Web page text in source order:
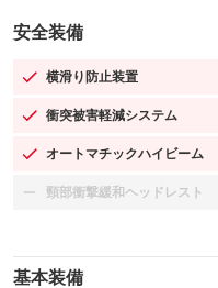
安全装備
横滑り防止装置
：装備あり
衝突被害軽減システム
：装備あり
オートマチックハイビーム
：装備あり
頸部衝撃緩和ヘッドレスト
：装備なし
基本装備